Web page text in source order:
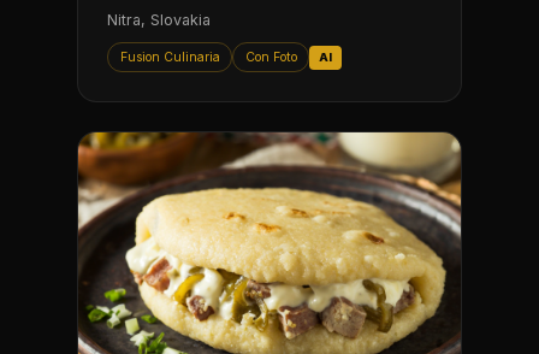
Nitra, Slovakia
Fusion Culinaria Con Foto AI